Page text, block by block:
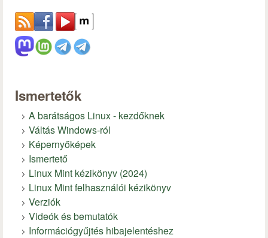
Ismertetők
A barátságos Linux - kezdőknek
Váltás Windows-ról
Képernyőképek
Ismertető
Linux Mint kézikönyv (2024)
Linux Mint felhasználói kézikönyv
Verziók
Videók és bemutatók
Információgyűjtés hibajelentéshez